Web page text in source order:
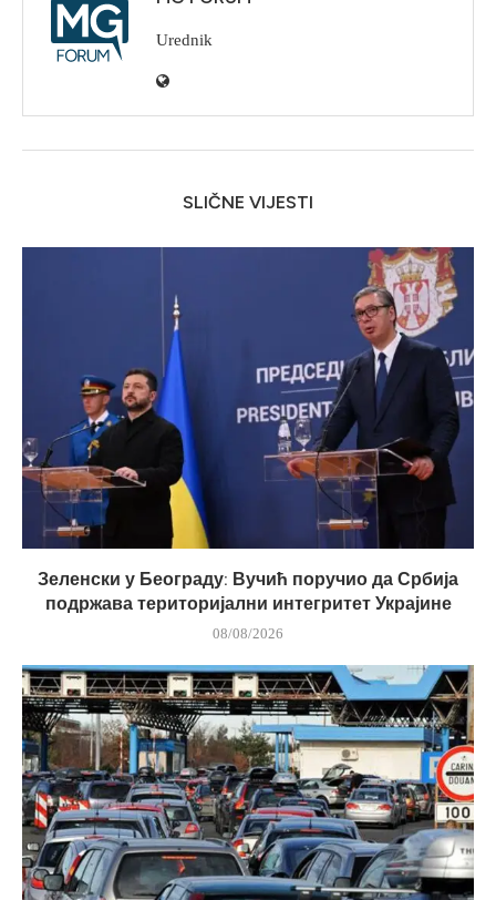
Urednik
SLIČNE VIJESTI
Зеленски у Београду: Вучић поручио да Србија
подржава територијални интегритет Украјине
08/08/2026